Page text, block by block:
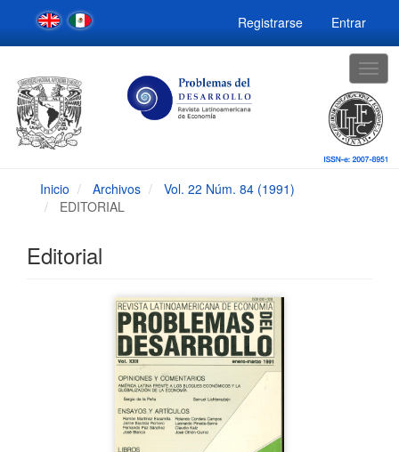
Navegación
principal
Contenido
Barra
lateral
Registrarse Entrar
Inicio Archivos
Vol. 22 Núm. 84 (1991)
EDITORIAL
Editorial